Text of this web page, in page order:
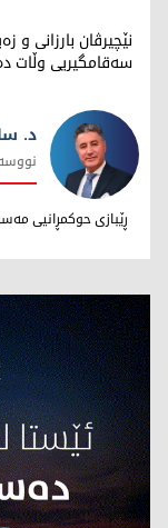
نێچیرڤان بارزانی
سەقامگیریی وڵات
د. سامان سۆرانی
د.
ڕێبازی حوکمڕانیی